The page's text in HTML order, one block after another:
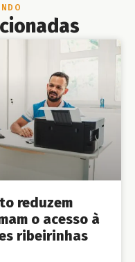
reduzem
o acesso à
ribeirinhas